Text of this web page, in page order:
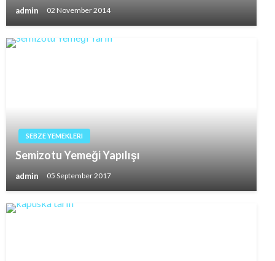
admin 02 November 2014
SEBZE YEMEKLERI
Semizotu Yemeği Yapılışı
admin 05 September 2017